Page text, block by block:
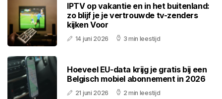
IPTV op vakantie en in het buitenland:
zo blijf je je vertrouwde tv-zenders
kijken Voor
14 juni 2026 3 min leestijd
Hoeveel EU-data krijg je gratis bij een
Belgisch mobiel abonnement in 2026
21 juni 2026 2 min leestijd